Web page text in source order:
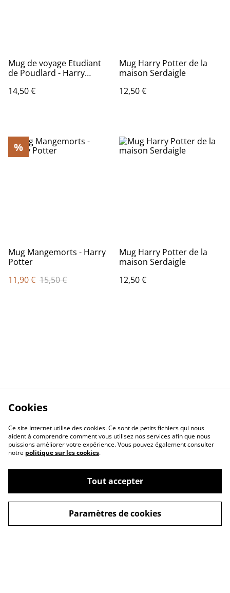
Mug de voyage Etudiant
de Poudlard - Harry
14,50 €
Mug Harry Potter de la
maison Serdaigle
12,50 €
%
Mug Mangemorts - Harry
Potter
11,90 € 15,50 €
Mug Harry Potter de la
maison Serdaigle
12,50 €
Privacy Policy
Cookie Policy
Conditions générales
Cookies
Ce site Internet utilise des cookies. Ce sont de petits fichiers qui nous
aident à comprendre comment vous utilisez nos services afin que nous
puissions améliorer votre expérience. Vous pouvez également consulter
notre politique sur les cookies.
Tout accepter
Paramètres de cookies